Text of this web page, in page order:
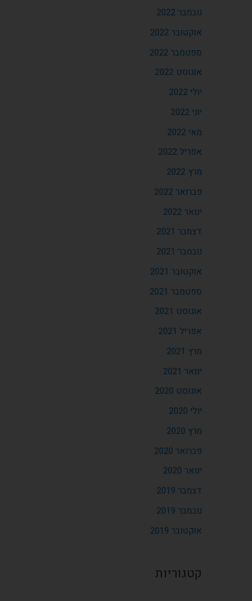
נובמבר 2022
אוקטובר 2022
ספטמבר 2022
אוגוסט 2022
יולי 2022
יוני 2022
מאי 2022
אפריל 2022
מרץ 2022
פברואר 2022
ינואר 2022
דצמבר 2021
נובמבר 2021
אוקטובר 2021
ספטמבר 2021
אוגוסט 2021
אפריל 2021
מרץ 2021
ינואר 2021
אוגוסט 2020
יולי 2020
מרץ 2020
פברואר 2020
ינואר 2020
דצמבר 2019
נובמבר 2019
אוקטובר 2019
קטגוריות